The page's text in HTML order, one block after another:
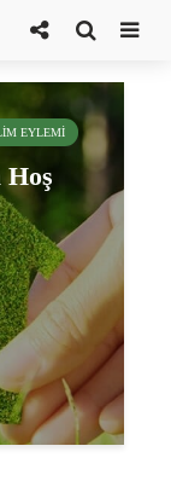
EYLEMI
Hoş